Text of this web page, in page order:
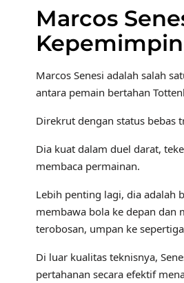
Marcos
Marcos Senesi adalah salah
antara pemain bertahan
Direkrut dengan status bebas
Dia kuat dalam duel darat,
membaca permainan.
Lebih penting lagi, dia adalah
membawa bola ke depan dan
terobosan, umpan ke
Di luar kualitas teknisnya,
pertahanan secara efektif